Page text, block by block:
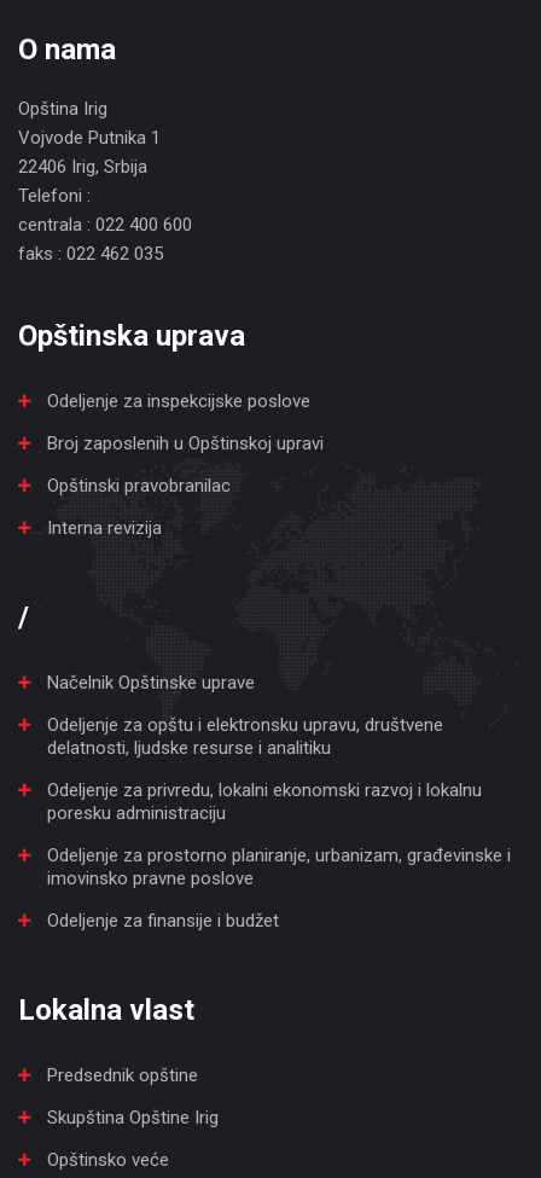
O nama
Opština Irig
Vojvode Putnika 1
22406 Irig, Srbija
Telefoni :
centrala : 022 400 600
faks : 022 462 035
Opštinska uprava
Odeljenje za inspekcijske poslove
Broj zaposlenih u Opštinskoj upravi
Opštinski pravobranilac
Interna revizija
/
Načelnik Opštinske uprave
Odeljenje za opštu i elektronsku upravu, društvene
delatnosti, ljudske resurse i analitiku
Odeljenje za privredu, lokalni ekonomski razvoj i lokalnu
poresku administraciju
Odeljenje za prostorno planiranje, urbanizam, građevinske i
imovinsko pravne poslove
Odeljenje za finansije i budžet
Lokalna vlast
Predsednik opštine
Skupština Opštine Irig
Opštinsko veće